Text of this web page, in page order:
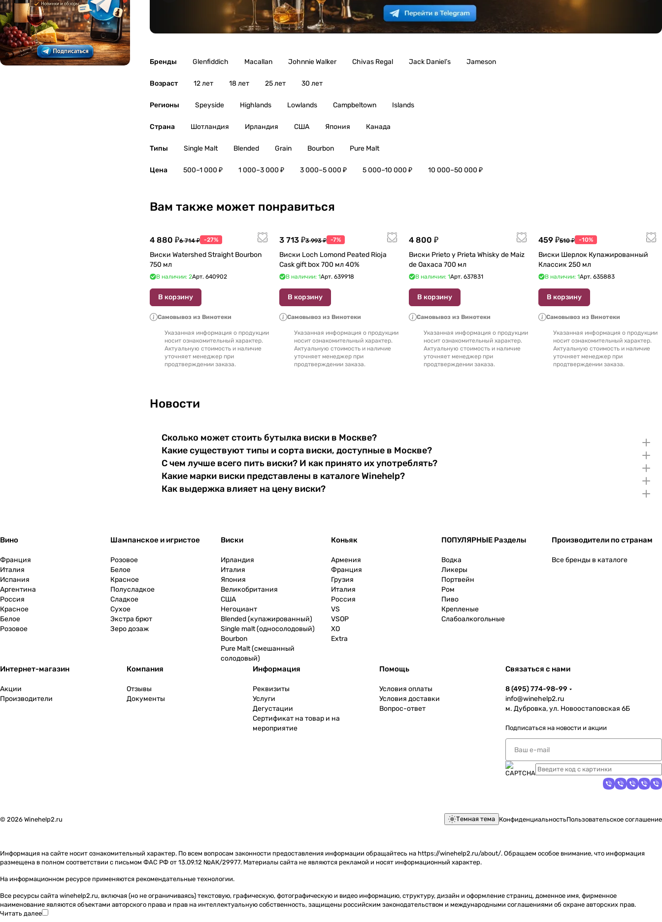
Бренды Glenfiddich Macallan Johnnie Walker Chivas Regal Jack Daniel’s Jameson
Возраст 12 лет 18 лет 25 лет 30 лет
Регионы Speyside Highlands Lowlands Campbeltown Islands
Страна Шотландия Ирландия США Япония Канада
Типы Single Malt Blended Grain Bourbon Pure Malt
Цена 500–1 000 ₽ 1 000–3 000 ₽ 3 000–5 000 ₽ 5 000–10 000 ₽ 10 000–50 000 ₽
Вам также может понравиться
4 880 ₽6 714 ₽ -27%
Виски Watershed Straight Bourbon
750 мл
В наличии: 2Арт. 640902
В корзину
Самовывоз из Винотеки
Указанная информация о продукции
носит ознакомительный характер.
Актуальную стоимость и наличие
уточняет менеджер при
продтверждении заказа.
3 713 ₽3 993 ₽ -7%
Виски Loch Lomond Peated Rioja
Cask gift box 700 мл 40%
В наличии: 1Арт. 639918
В корзину
Самовывоз из Винотеки
Указанная информация о продукции
носит ознакомительный характер.
Актуальную стоимость и наличие
уточняет менеджер при
продтверждении заказа.
4 800 ₽
Виски Prieto y Prieta Whisky de Maiz
de Oaxaca 700 мл
В наличии: 1Арт. 637831
В корзину
Самовывоз из Винотеки
Указанная информация о продукции
носит ознакомительный характер.
Актуальную стоимость и наличие
уточняет менеджер при
продтверждении заказа.
459 ₽510 ₽ -10%
Виски Шерлок Купажированный
Классик 250 мл
В наличии: 1Арт. 635883
В корзину
Самовывоз из Винотеки
Указанная информация о продукции
носит ознакомительный характер.
Актуальную стоимость и наличие
уточняет менеджер при
продтверждении заказа.
Новости
Сколько может стоить бутылка виски в Москве?
Какие существуют типы и сорта виски, доступные в Москве?
С чем лучше всего пить виски? И как принято их употреблять?
Какие марки виски представлены в каталоге Winehelp?
Как выдержка влияет на цену виски?
Вино
Франция
Италия
Испания
Аргентина
Россия
Красное
Белое
Розовое
Шампанское и игристое
Розовое
Белое
Красное
Полусладкое
Сладкое
Сухое
Экстра брют
Зеро дозаж
Виски
Ирландия
Италия
Япония
Великобритания
США
Негоциант
Blended (купажированный)
Single malt (односолодовый)
Bourbon
Pure Malt (смешанный
солодовый)
Коньяк
Армения
Франция
Грузия
Италия
Россия
VS
VSOP
XO
Extra
ПОПУЛЯРНЫЕ Разделы
Водка
Ликеры
Портвейн
Ром
Пиво
Крепленые
Слабоалкогольные
Производители по странам
Все бренды в каталоге
Интернет-магазин
Акции
Производители
Компания
Отзывы
Документы
Информация
Реквизиты
Услуги
Дегустации
Сертификат на товар и на
мероприятие
Помощь
Условия оплаты
Условия доставки
Вопрос-ответ
Связаться с нами
8 (495) 774-98-99
info@winehelp2.ru
м. Дубровка, ул. Новоостаповская 6Б
Подписаться на новости и акции
© 2026 Winehelp2.ru Темная тема КонфиденциальностьПользовательское соглашение
Информация на сайте носит ознакомительный характер. По всем вопросам законности предоставления информации обращайтесь на https://winehelp2.ru/about/. Обращаем особое внимание, что информация
размещена в полном соответствии с письмом ФАС РФ от 13.09.12 №АК/29977. Материалы сайта не являются рекламой и носят информационный характер.
На информационном ресурсе применяются рекомендательные технологии.
Все ресурсы сайта winehelp2.ru, включая (но не ограничиваясь) текстовую, графическую, фотографическую и видео информацию, структуру, дизайн и оформление страниц, доменное имя, фирменное
наименование являются объектами авторского права и прав на интеллектуальную собственность, защищены российским законодательством и международными соглашениями об охране авторских прав.
Читать далее